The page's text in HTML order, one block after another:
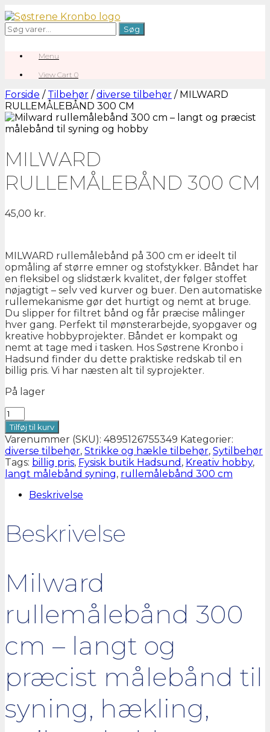
Gå
til
indhold
Søg
efter:
Søg
Menu
View
cart
View Cart 0
Forside / Tilbehør /diverse tilbehør / MILWARD
RULLEMÅLEBÅND 300 CM
MILWARD
RULLEMÅLEBÅND 300 CM
45,00 kr.
MILWARD rullemålebånd på 300 cm er ideelt til
opmåling af større emner og stofstykker. Båndet har
en fleksibel og slidstærk kvalitet, der følger stoffet
nøjagtigt – selv ved kurver og buer. Den automatiske
rullemekanisme gør det hurtigt og nemt at bruge.
Du slipper for filtret bånd og får præcise målinger
hver gang. Perfekt til mønsterarbejde, syopgaver og
kreative hobbyprojekter. Båndet er kompakt og
nemt at tage med i tasken. Hos Søstrene Kronbo i
Hadsund finder du dette praktiske redskab til en
billig pris. Vi har næsten alt til syprojekter.
På lager
MILWARD
RULLEMÅLEBÅND
300
CM
antal
Tilføj til kurv
Varenummer (SKU): 4895126755349 Kategorier:
diverse tilbehør, Strikke og hækle tilbehør, Sytilbehør
Tags: billig pris, Fysisk butik Hadsund , Kreativ hobby,
langt målebånd syning, rullemålebånd 300 cm
Beskrivelse
Beskrivelse
Milward
rullemålebånd 300
cm – langt og
præcist målebånd til
syning, hækling,